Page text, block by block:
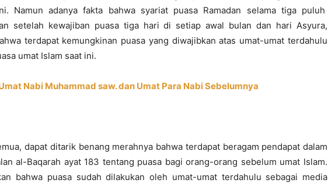
Namun adanya fakta bahwa syariat puasa Ramadan selama tiga puluh
setelah kewajiban puasa tiga hari di setiap awal bulan dan hari Asyura,
terdapat kemungkinan puasa yang diwajibkan atas umat-umat terdahulu
umat Islam saat ini.
Nabi Muhammad saw. dan Umat Para Nabi Sebelumnya
dapat ditarik benang merahnya bahwa terdapat beragam pendapat dalam
al-Baqarah ayat 183 tentang puasa bagi orang-orang sebelum umat Islam.
bahwa puasa sudah dilakukan oleh umat-umat terdahulu sebagai media